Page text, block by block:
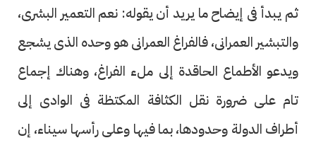
ثم يبدأ فى إيضاح ما يريد أن يقوله: نعم التعمير البشرى،
والتبشير العمرانى، فالفراغ العمرانى هو وحده الذى يشجع
ويدعو الأطماع الحاقدة إلى ملء الفراغ، وهناك إجماع
تام على ضرورة نقل الكثافة المكتظة فى الوادى إلى
أطراف الدولة وحدودها، بما فيها وعلى رأسها سيناء، إن